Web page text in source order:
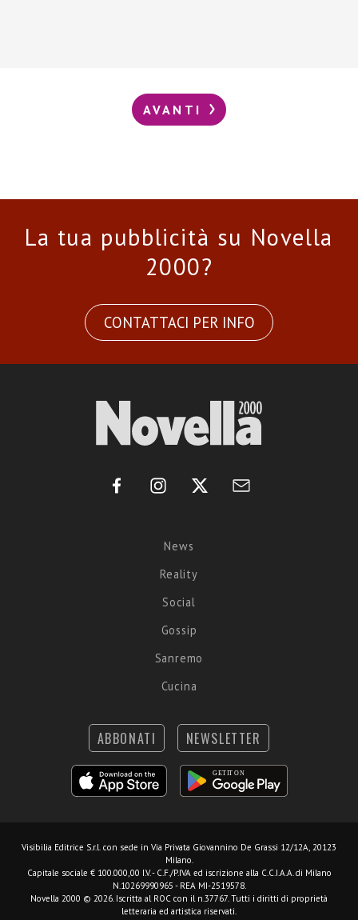
AVANTI
La tua pubblicità su Novella
2000?
CONTATTACI PER INFO
News
Reality
Social
Gossip
Sanremo
Cucina
ABBONATI NEWSLETTER
Visibilia Editrice S.r.l. con sede in Via Privata Giovannino De Grassi 12/12A, 20123
Milano.
Capitale sociale € 100.000,00 I.V. - C.F./P.IVA ed iscrizione alla C.C.I.A.A. di Milano
N.10269990965 - REA MI-2519578.
Novella 2000 © 2026. Iscritta al ROC con il n.37767. Tutti i diritti di proprietà
letteraria ed artistica riservati.